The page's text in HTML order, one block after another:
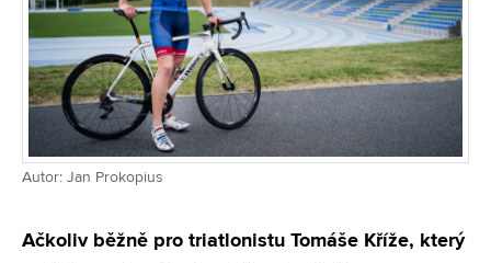
Autor: Jan Prokopius
Ačkoliv běžně pro triatlonistu Tomáše Kříže, který